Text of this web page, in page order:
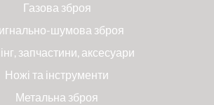
Газова зброя
шумова зброя
запчастини, аксесуари
Ножі та інструменти
Метальна зброя